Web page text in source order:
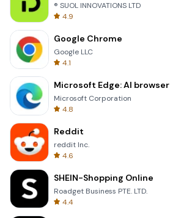
® SUOL INNOVATIONS LTD
4.9
Google Chrome
Google LLC
4.1
Microsoft Edge: AI browser
Microsoft Corporation
4.8
Reddit
reddit Inc.
4.6
SHEIN-Shopping Online
Roadget Business PTE. LTD.
4.4